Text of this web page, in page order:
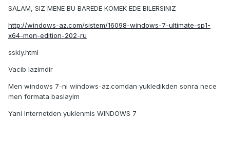
SALAM, SIZ MENE BU BAREDE KOMEK EDE BILERSINIZ
http://windows-az.com/sistem/16098-windows-7-ultimate-sp1-
x64-mon-edition-202-ru
sskiy.html
Vacib lazimdir
Men windows 7-ni windows-az.comdan yukledikden sonra nece
men formata baslayim
Yani Internetden yuklenmis WINDOWS 7